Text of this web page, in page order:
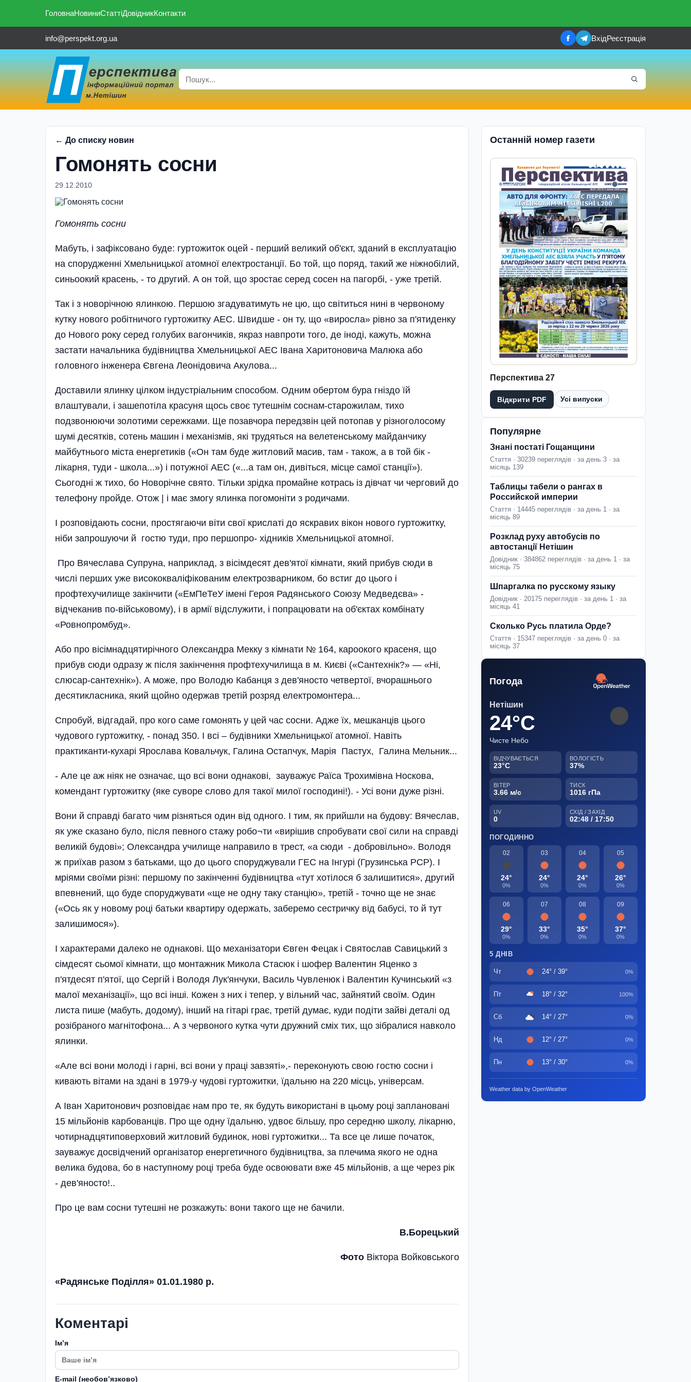
ГоловнаНовиниСтаттіДовідникКонтакти
info@perspekt.org.ua ВхідРеєстрація
← До списку новин
Гомонять сосни
29.12.2010
Гомонять сосни
Мабуть, і зафіксовано буде: гуртожиток оцей - перший великий об'єкт, зданий в експлуатацію
на спорудженні Хмельницької атомної електростанції. Бо той, що поряд, такий же ніжнобілий,
синьоокий красень, - то другий. А он той, що зростає серед сосен на пагорбі, - уже третій.
Так і з новорічною ялинкою. Першою згадуватимуть не цю, що світиться нині в червоному
кутку нового робітничого гуртожитку АЕС. Швидше - он ту, що «виросла» рівно за п'ятиденку
до Нового року серед голубих вагончиків, якраз навпроти того, де іноді, кажуть, можна
застати начальника будівництва Хмельницької АЕС Івана Харитоновича Малюка або
головного інженера Євгена Леонідовича Акулова...
Доставили ялинку цілком індустріальним способом. Одним обертом бура гніздо їй
влаштували, і зашепотіла красуня щось своє тутешнім соснам-старожилам, тихо
подзвонюючи золотими сережками. Ще позавчора передзвін цей потопав у різноголосому
шумі десятків, сотень машин і механізмів, які трудяться на велетенському майданчику
майбутнього міста енергетиків («Он там буде житловий масив, там - також, а в той бік -
лікарня, туди - школа...») і потужної АЕС («...а там он, дивіться, місце самої станції»).
Сьогодні ж тихо, бо Новорічне свято. Тільки зрідка промайне котрась із дівчат чи черговий до
телефону пройде. Отож | і має змогу ялинка погомоніти з родичами.
І розповідають сосни, простягаючи віти свої крислаті до яскравих вікон нового гуртожитку,
ніби запрошуючи й гостю туди, про першопро- хідників Хмельницької атомної.
Про Вячеслава Супруна, наприклад, з вісімдесят дев'ятої кімнати, який прибув сюди в
числі перших уже висококваліфікованим електрозварником, бо встиг до цього і
профтехучилище закінчити («ЕмПеТеУ імені Героя Радянського Союзу Медведєва» -
відчеканив по-військовому), і в армії відслужити, і попрацювати на об'єктах комбінату
«Ровнопромбуд».
Або про вісімнадцятирічного Олександра Мекку з кімнати № 164, кароокого красеня, що
прибув сюди одразу ж після закінчення профтехучилища в м. Києві («Сантехнік?» — «Ні,
слюсар-сантехнік»). А може, про Володю Кабанця з дев'яносто четвертої, вчорашнього
десятикласника, який щойно одержав третій розряд електромонтера...
Спробуй, відгадай, про кого саме гомонять у цей час сосни. Адже їх, мешканців цього
чудового гуртожитку, - понад 350. І всі – будівники Хмельницької атомної. Навіть
практиканти-кухарі Ярослава Ковальчук, Галина Остапчук, Марія Пастух, Галина Мельник...
- Але це аж ніяк не означає, що всі вони однакові, зауважує Раїса Трохимівна Носкова,
комендант гуртожитку (яке суворе слово для такої милої господині!). - Усі вони дуже різні.
Вони й справді багато чим різняться один від одного. І тим, як прийшли на будову: Вячеслав,
як уже сказано було, після певного стажу робо¬ти «вирішив спробувати свої сили на справді
великій будові»; Олександра училище направило в трест, «а сюди - добровільно». Володя
ж приїхав разом з батьками, що до цього споруджували ГЕС на Інгурі (Грузинська PCP). І
мріями своїми різні: першому по закінченні будівництва «тут хотілося б залишитися», другий
впевнений, що буде споруджувати «ще не одну таку станцію», третій - точно ще не знає
(«Ось як у новому році батьки квартиру одержать, заберемо сестричку від бабусі, то й тут
залишимося»).
І характерами далеко не однакові. Що механізатори Євген Фецак і Святослав Савицький з
сімдесят сьомої кімнати, що монтажник Микола Стасюк і шофер Валентин Яценко з
п'ятдесят п'ятої, що Сергій і Володя Лук'янчуки, Василь Чувленюк і Валентин Кучинський «з
малої механізації», що всі інші. Кожен з них і тепер, у вільний час, зайнятий своїм. Один
листа пише (мабуть, додому), інший на гітарі грає, третій думає, куди подіти зайві деталі од
розібраного магнітофона... А з червоного кутка чути дружний сміх тих, що зібралися навколо
ялинки.
«Але всі вони молоді і гарні, всі вони у праці завзяті»,- переконують свою гостю сосни і
кивають вітами на здані в 1979-у чудові гуртожитки, їдальню на 220 місць, універсам.
А Іван Харитонович розповідає нам про те, як будуть використані в цьому році заплановані
15 мільйонів карбованців. Про ще одну їдальню, удвоє більшу, про середню школу, лікарню,
чотирнадцятиповерховий житловий будинок, нові гуртожитки... Та все це лише початок,
зауважує досвідчений організатор енергетичного будівництва, за плечима якого не одна
велика будова, бо в наступному році треба буде освоювати вже 45 мільйонів, а ще через рік
- дев'яносто!..
Про це вам сосни тутешні не розкажуть: вони такого ще не бачили.
В.Борецький
Фото Віктора Войковського
«Радянське Поділля» 01.01.1980 р.
Коментарі
Імʼя
E-mail (необовʼязково)
Останній номер газети
Перспектива 27
Відкрити PDF Усі випуски
Популярне
Знані постаті Гощанщини
Стаття · 30239 переглядів · за день 3 · за
місяць 139
Таблицы табели о рангах в
Российской империи
Стаття · 14445 переглядів · за день 1 · за
місяць 89
Розклад руху автобусів по
автостанції Нетішин
Довідник · 384862 переглядів · за день 1 · за
місяць 75
Шпаргалка по русскому языку
Довідник · 20175 переглядів · за день 1 · за
місяць 41
Сколько Русь платила Орде?
Стаття · 15347 переглядів · за день 0 · за
місяць 37
Погода
Нетішин
24°C
Чисте Небо
ВІДЧУВАЄТЬСЯ
23°C
ВОЛОГІСТЬ
37%
ВІТЕР
3.66 м/с
ТИСК
1016 гПа
UV
0
СХІД / ЗАХІД
02:48 / 17:50
ПОГОДИННО
02
24°
0%
03
24°
0%
04
24°
0%
05
26°
0%
06
29°
0%
07
33°
0%
08
35°
0%
09
37°
0%
5 ДНІВ
Чт 24° / 39° 0%
Пт 18° / 32° 100%
Сб 14° / 27° 0%
Нд 12° / 27° 0%
Пн 13° / 30° 0%
Weather data by OpenWeather